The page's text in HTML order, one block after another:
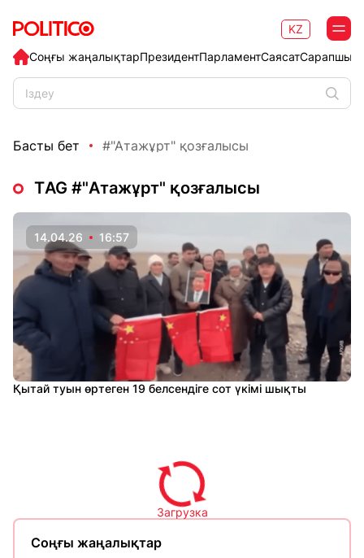
Соңғы жаңалықтарПрезидентПарламентСаясат
KZ
Басты бет #"Атажұрт" қозғалысы
ТAG #"Атажұрт" қозғалысы
14.04.26 16:57
Қытай туын өртеген 19 белсендіге сот үкімі шықты
Загрузка
Соңғы жаңалықтар